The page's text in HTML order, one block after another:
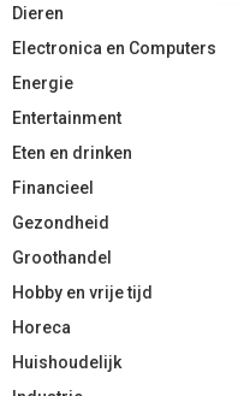
Dieren
Electronica en Computers
Energie
Entertainment
Eten en drinken
Financieel
Gezondheid
Groothandel
Hobby en vrije tijd
Horeca
Huishoudelijk